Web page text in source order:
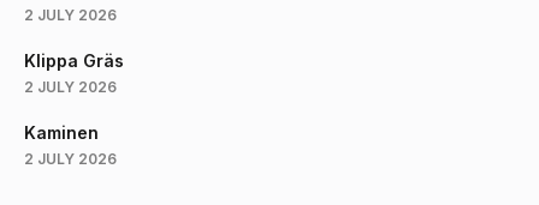
2 JULY 2026
Klippa Gräs
2 JULY 2026
Kaminen
2 JULY 2026